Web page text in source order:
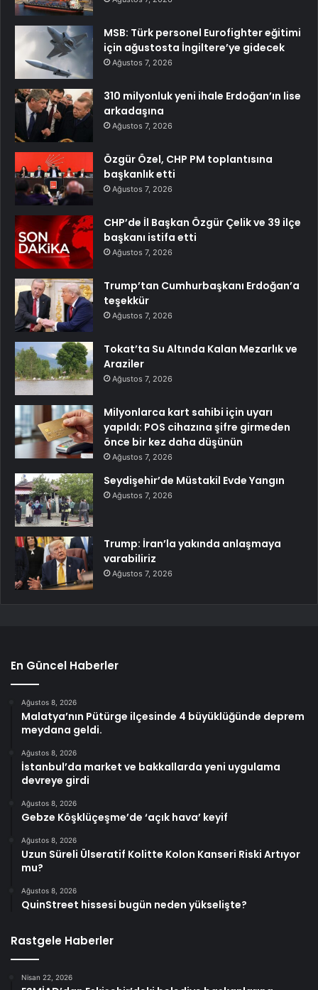
MSB: Türk personel Eurofighter eğitimi
için ağustosta İngiltere’ye gidecek
Ağustos 7, 2026
310 milyonluk yeni ihale Erdoğan’ın lise
arkadaşına
Ağustos 7, 2026
Özgür Özel, CHP PM toplantısına
başkanlık etti
Ağustos 7, 2026
CHP’de İl Başkan Özgür Çelik ve 39 ilçe
başkanı istifa etti
Ağustos 7, 2026
Trump’tan Cumhurbaşkanı Erdoğan’a
teşekkür
Ağustos 7, 2026
Tokat’ta Su Altında Kalan Mezarlık ve
Araziler
Ağustos 7, 2026
Milyonlarca kart sahibi için uyarı
yapıldı: POS cihazına şifre girmeden
önce bir kez daha düşünün
Ağustos 7, 2026
Seydişehir’de Müstakil Evde Yangın
Ağustos 7, 2026
Trump: İran’la yakında anlaşmaya
varabiliriz
Ağustos 7, 2026
En Güncel Haberler
Ağustos 8, 2026
Malatya’nın Pütürge ilçesinde 4 büyüklüğünde deprem
meydana geldi.
Ağustos 8, 2026
İstanbul’da market ve bakkallarda yeni uygulama
devreye girdi
Ağustos 8, 2026
Gebze Köşklüçeşme’de ‘açık hava’ keyif
Ağustos 8, 2026
Uzun Süreli Ülseratif Kolitte Kolon Kanseri Riski Artıyor
mu?
Ağustos 8, 2026
QuinStreet hissesi bugün neden yükselişte?
Rastgele Haberler
Nisan 22, 2026